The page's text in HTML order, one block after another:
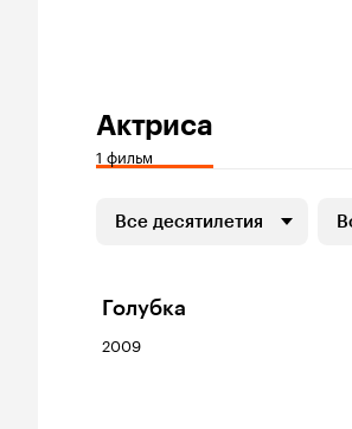
Актриса
1 фильм
Все десятилетия
Голубка
2009